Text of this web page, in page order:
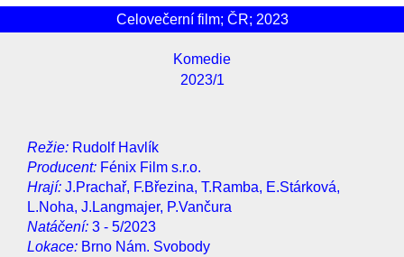
Celovečerní film; ČR; 2023
Komedie
2023/1
Režie: Rudolf Havlík
Producent: Fénix Film s.r.o.
Hrají: J.Prachař, F.Březina, T.Ramba, E.Stárková,
L.Noha, J.Langmajer, P.Vančura
Natáčení: 3 - 5/2023
Lokace: Brno Nám. Svobody